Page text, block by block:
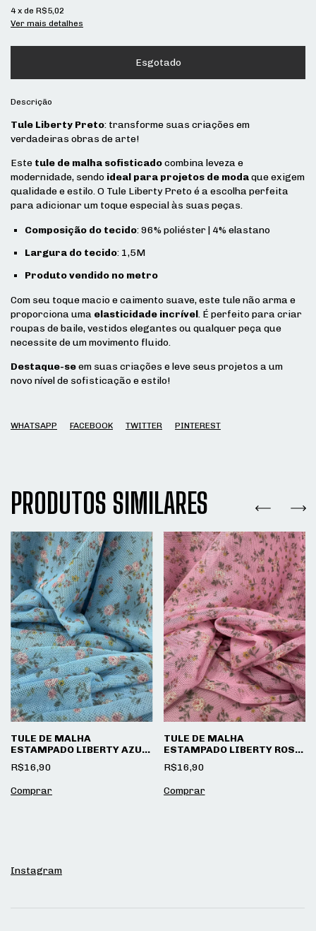
4 x de R$5,02
Ver mais detalhes
Descrição
Tule Liberty Preto: transforme suas criações em
verdadeiras obras de arte!
Este tule de malha sofisticadocombina leveza e
modernidade, sendo ideal para projetos de modaque exigem
qualidade e estilo. O Tule Liberty Preto é a escolha perfeita
para adicionar um toque especial às suas peças.
Composição do tecido: 96% poliéster | 4% elastano
Largura do tecido: 1,5M
Produto vendido no metro
Com seu toque macio e caimento suave, este tule não arma e
proporciona uma elasticidade incrível. É perfeito para criar
roupas de baile, vestidos elegantes ou qualquer peça que
necessite de um movimento fluido.
Destaque-seem suas criações e leve seus projetos a um
novo nível de sofisticação e estilo!
WHATSAPP FACEBOOK TWITTER PINTEREST
PRODUTOS SIMILARES
TULE DE MALHA
ESTAMPADO LIBERTY AZUL
BEBÊ
R$16,90
TULE DE MALHA
ESTAMPADO LIBERTY ROSA
BEBÊ
R$16,90
Instagram